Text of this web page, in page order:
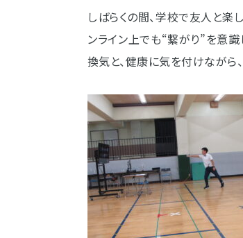
しばらくの間、学校で友人と楽
ンライン上でも“繋がり”を意識
換気と、健康に気を付けながら